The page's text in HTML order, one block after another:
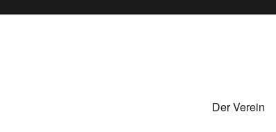
Der Verein